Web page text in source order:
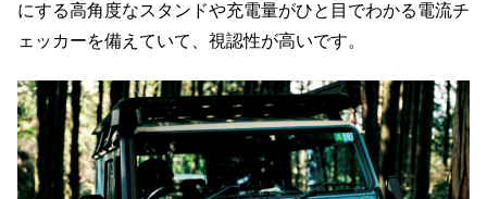
にする高角度なスタンドや充電量がひと目でわかる電流チ
ェッカーを備えていて、視認性が高いです。